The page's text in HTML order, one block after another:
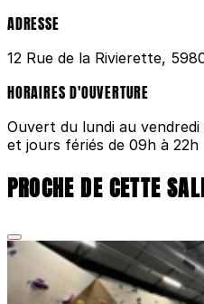
ADRESSE
12 Rue de la Rivierette,
HORAIRES D'OUVERTURE
Ouvert du lundi au
et jours fériés de 09h à 22h
PROCHE DE CETTE